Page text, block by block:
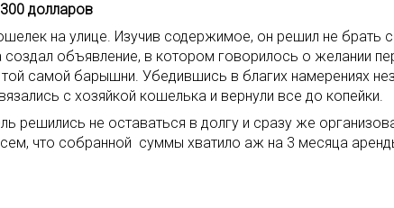
долларов
на улице. Изучив содержимое, он решил не брать
объявление, в котором говорилось о желании
самой барышни. Убедившись в благих намерениях
с хозяйкой кошелька и вернули все до копейки.
решились не оставаться в долгу и сразу же
что собранной суммы хватило аж на 3 месяца